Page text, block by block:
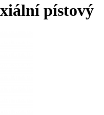
pístový